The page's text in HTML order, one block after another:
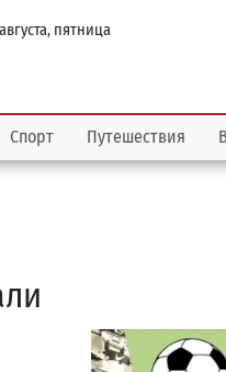
пятница
Спорт Путешествия